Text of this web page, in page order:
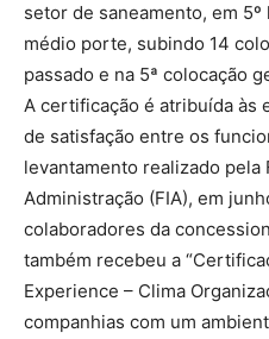
setor de saneamento, em
médio porte, subindo 14
passado e na 5ª colocação
A certificação é atribuída às
de satisfação entre os
levantamento realizado pela
Administração (FIA), em
colaboradores da
também recebeu a
Experience – Clima
companhias com um